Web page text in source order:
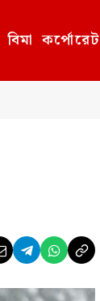
বিমা কর্পোরেট